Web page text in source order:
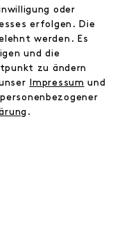
oder
erfolgen. Die
werden. Es
und die
zu ändern
Impressum und
.